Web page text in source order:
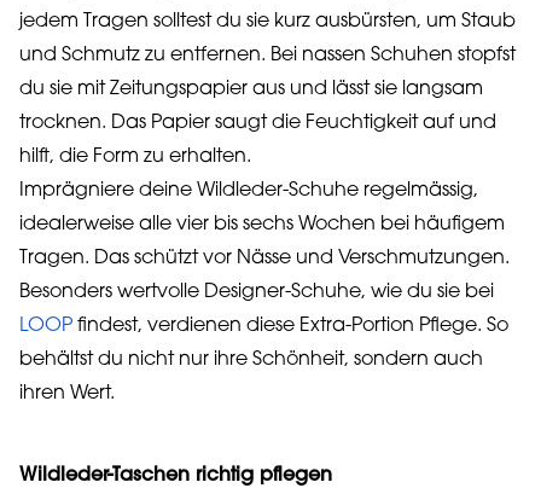
jedem Tragen solltest du sie kurz ausbürsten, um Staub
und Schmutz zu entfernen. Bei nassen Schuhen stopfst
du sie mit Zeitungspapier aus und lässt sie langsam
trocknen. Das Papier saugt die Feuchtigkeit auf und
hilft, die Form zu erhalten.
Imprägniere deine Wildleder-Schuhe regelmässig,
idealerweise alle vier bis sechs Wochen bei häufigem
Tragen. Das schützt vor Nässe und Verschmutzungen.
Besonders wertvolle Designer-Schuhe, wie du sie bei
LOOP findest, verdienen diese Extra-Portion Pflege. So
behältst du nicht nur ihre Schönheit, sondern auch
ihren Wert.
Wildleder-Taschen richtig pflegen